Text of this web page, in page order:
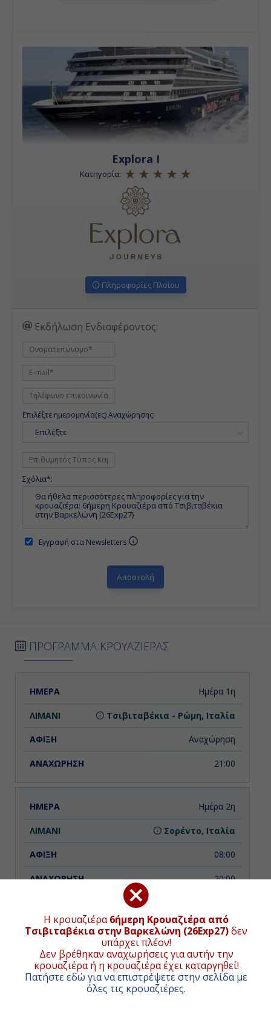
Η κρουαζιέρα6ήμερη Κρουαζιέρα από
Τσιβιταβέκια στην Βαρκελώνη (26Exp27)δεν
υπάρχει πλέον!
Δεν βρέθηκαν αναχωρήσεις για αυτήν την
κρουαζιέρα ή η κρουαζιέρα έχει καταργηθεί!
Πατήστε εδώ για να επιστρέψετε στην σελίδα με
όλες τις κρουαζιέρες.
Explora I
Κατηγορία:
Πληροφορίες Πλοίου
Εκδήλωση Ενδιαφέροντος:
Επιλέξτε ημερομηνία(ες) Αναχώρησης:
Επιλέξτε
Σχόλια*:
Εγγραφή στα Newsletters
ΠΡΟΓΡΑΜΜΑ ΚΡΟΥΑΖΙΕΡΑΣ
ΗΜΕΡΑ ΑΝΑΧΩΡΗΣΗ
Ημέρα 1η
Τσιβιταβέκια - Ρώμη, Ιταλία
Αναχώρηση
21:00
Ημέρα 2η
Σορέντο, Ιταλία
08:00
20:00
Ημέρα 3η
Τζαρντίνι Νάξος (Ταορμίνα-
Σικελία), Ιταλία
09:00
ΧΑΡΤΗΣ ΚΡΟΥΑΖΙΕΡΑΣ